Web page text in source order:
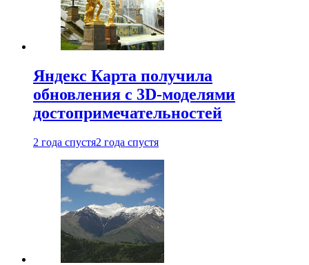
Яндекс Карта получила
обновления с 3D-моделями
достопримечательностей
2 года спустя2 года спустя